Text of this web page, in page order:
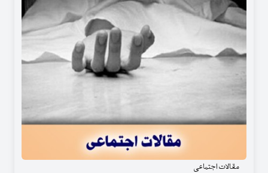
مقالات اجتماعی